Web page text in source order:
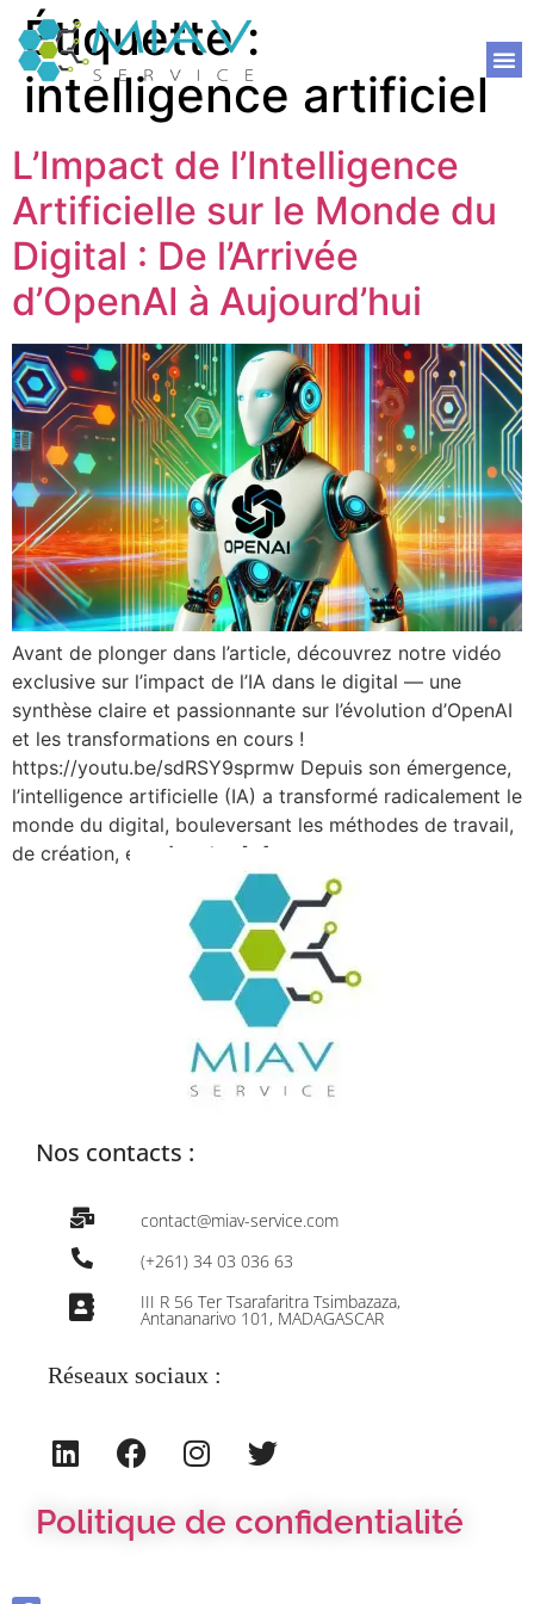
Étiquette :
intelligence artificiel
L’Impact de l’Intelligence
Artificielle sur le Monde du
Digital : De l’Arrivée
d’OpenAI à Aujourd’hui
Avant de plonger dans l’article, découvrez notre vidéo
exclusive sur l’impact de l’IA dans le digital — une
synthèse claire et passionnante sur l’évolution d’OpenAI
et les transformations en cours !
https://youtu.be/sdRSY9sprmw Depuis son émergence,
l’intelligence artificielle (IA) a transformé radicalement le
monde du digital, bouleversant les méthodes de travail,
de création, et même les […]
Nos contacts :
contact@miav-service.com
(+261) 34 03 036 63
III R 56 Ter Tsarafaritra Tsimbazaza,
Antananarivo 101, MADAGASCAR
Réseaux sociaux :
Politique de confidentialité